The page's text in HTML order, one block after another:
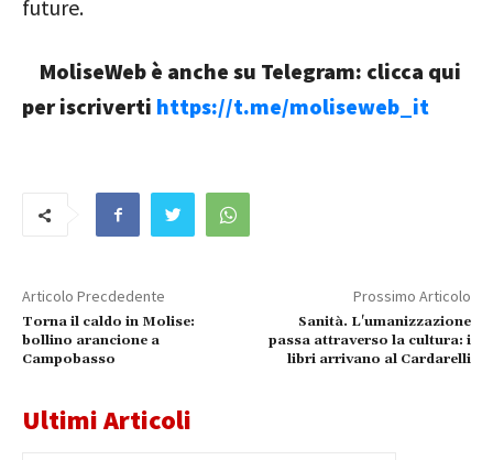
future.
MoliseWeb è anche su Telegram: clicca qui
per iscriverti https://t.me/moliseweb_it
Articolo Precdedente
Torna il caldo in Molise:
bollino arancione a
Campobasso
Prossimo Articolo
Sanità. L'umanizzazione
passa attraverso la cultura: i
libri arrivano al Cardarelli
Ultimi Articoli